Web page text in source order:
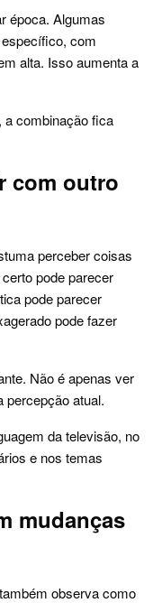
época. Algumas
com
alta. Isso aumenta a
a combinação fica
com outro
perceber coisas
pode parecer
pode parecer
pode fazer
Não é apenas ver
percepção atual.
da televisão, no
e nos temas
mudanças
observa como